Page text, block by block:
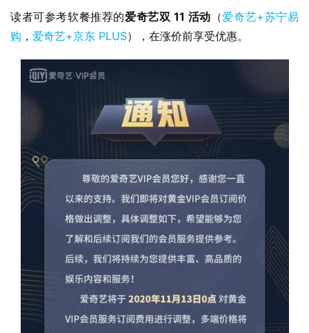
业
界
W
C
软
读者可参考软餐推荐的爱奇艺双 11 活动 （爱奇艺+苏宁易
购 ， 爱奇艺+京东 PLUS），在涨价前享受优惠。